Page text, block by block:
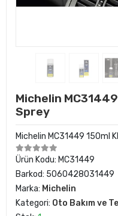
Michelin
Sprey
Michelin MC31449 150ml
Ürün Kodu: MC31449
Barkod: 5060428031449
Marka: Michelin
Kategori: Oto Bakım ve